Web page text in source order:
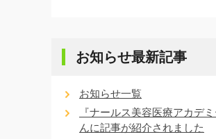
お知らせ最新記事
お知らせ一覧
『ナールス美容医療アカデ
んに記事が紹介されました